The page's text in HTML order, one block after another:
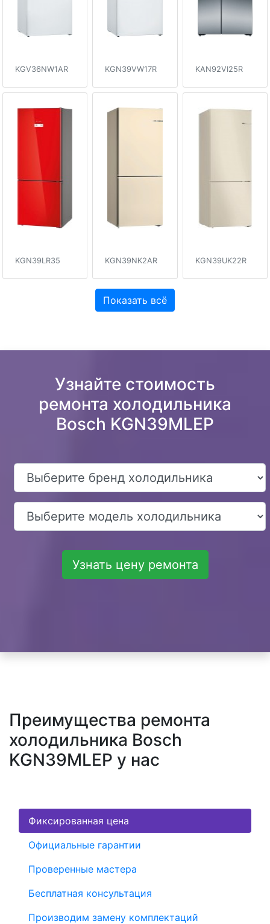
KGV36NW1AR KGN39VW17R KAN92VI25R
KGN39LR35 KGN39NK2AR KGN39UK22R
Показать всё
Узнайте стоимость
ремонта холодильника
Bosch KGN39MLEP
Узнать цену ремонта
Преимущества ремонта
холодильника Bosch
KGN39MLEP у нас
Фиксированная цена
Официальные гарантии
Проверенные мастера
Бесплатная консультация
Производим замену комплектаций